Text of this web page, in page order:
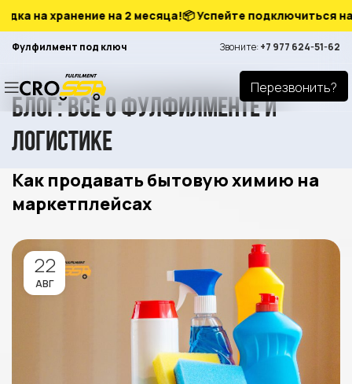
Фулфилмент под ключ Звоните:+7 977 624-51-62
Перезвонить?
Блог: всё о фулфилменте и
логистике
Как продавать бытовую химию на
маркетплейсах
22
АВГ
на хранение на 2 месяца!📦 Успейте подключиться на